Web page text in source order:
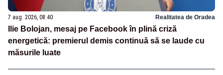
7 aug. 2026, 08:40 Realitatea de Oradea
Ilie Bolojan, mesaj pe Facebook în plină criză
energetică: premierul demis continuă să se laude cu
măsurile luate